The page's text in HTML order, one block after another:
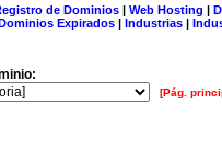
de Dominios| Web Hosting |
Expirados | Industrias |
[Pág.